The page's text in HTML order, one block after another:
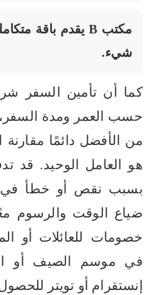
شيء.
كما أن تأمين السفر
حسب العمر ومدة السفر، وقد تبدأ
من الأفضل دائمًا مقارنة
هو العامل الوحيد. قد
بسبب نقص أو خطأ في
ضياع الوقت والرسوم
خصومات للعائلات أو
في موسم الصيف أو
إنستقرام أو تويتر